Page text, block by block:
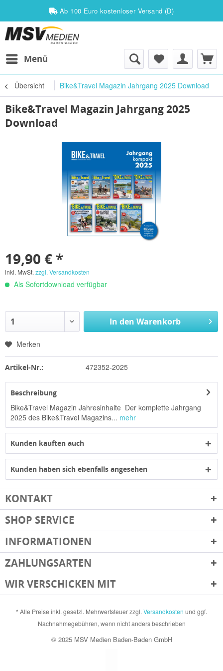
Ab 100 Euro kostenloser Versand (D)
Menü
Übersicht Bike&Travel Magazin Jahrgang 2025 Download
Bike&Travel Magazin Jahrgang 2025
Download
19,90 € *
inkl. MwSt. zzgl. Versandkosten
Als Sofortdownload verfügbar
In denWarenkorb
Merken
Artikel-Nr.: 472352-2025
Beschreibung
Bike&Travel Magazin Jahresinhalte Der komplette Jahrgang
2025 des Bike&Travel Magazins... mehr
Kunden kauften auch
Kunden haben sich ebenfalls angesehen
KONTAKT
SHOP SERVICE
INFORMATIONEN
ZAHLUNGSARTEN
WIR VERSCHICKEN MIT
* Alle Preise inkl. gesetzl. Mehrwertsteuer zzgl. Versandkosten und ggf.
Nachnahmegebühren, wenn nicht anders beschrieben
© 2025 MSV Medien Baden-Baden GmbH